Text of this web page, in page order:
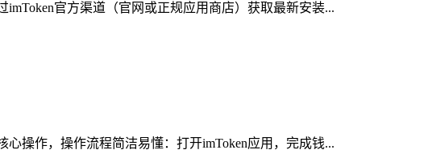
官方渠道（官网或正规应用商店）获取最新安装...
操作，操作流程简洁易懂：打开imToken应用，完成钱...